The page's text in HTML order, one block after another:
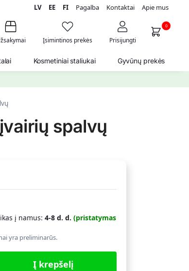
LV EE FI Pagalba Kontaktai Apie mus
Įsimintinos prekės Prisijungti
0
Kosmetiniai staliukai Gyvūnų prekės
spalvų
į namus:4-8 d. d. (pristatymas
yra preliminarūs.
Į krepšelį